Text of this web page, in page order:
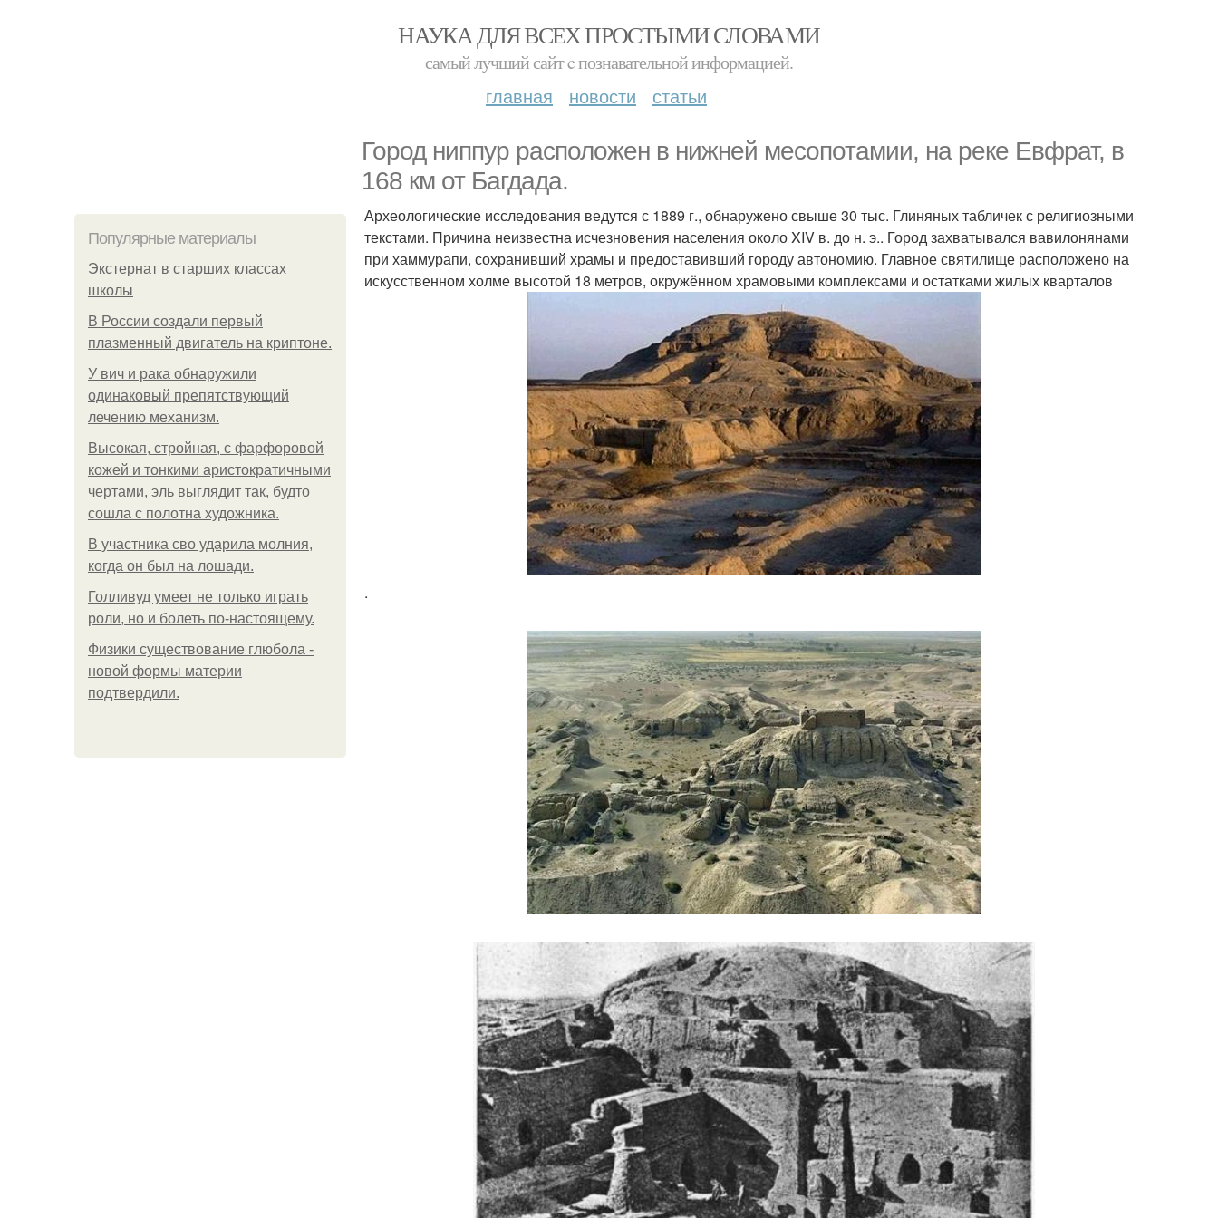
НАУКА ДЛЯ ВСЕХ ПРОСТЫМИ СЛОВАМИ
самый лучший сайт c познавательной информацией.
главная новости статьи
Город ниппур расположен в нижней месопотамии, на реке Евфрат, в
168 км от Багдада.
Популярные материалы
Экстернат в старших классах
школы
В России создали первый
плазменный двигатель на криптоне.
У вич и рака обнаружили
одинаковый препятствующий
лечению механизм.
Высокая, стройная, с фарфоровой
кожей и тонкими аристократичными
чертами, эль выглядит так, будто
сошла с полотна художника.
В участника сво ударила молния,
когда он был на лошади.
Голливуд умеет не только играть
роли, но и болеть по-настоящему.
Физики существование глюбола -
новой формы материи
подтвердили.
Археологические исследования ведутся с 1889 г., обнаружено свыше 30 тыс. Глиняных табличек с религиозными
текстами. Причина неизвестна исчезновения населения около XIV в. до н. э.. Город захватывался вавилонянами
при хаммурапи, сохранивший храмы и предоставивший городу автономию. Главное святилище расположено на
искусственном холме высотой 18 метров, окружённом храмовыми комплексами и остатками жилых кварталов
.